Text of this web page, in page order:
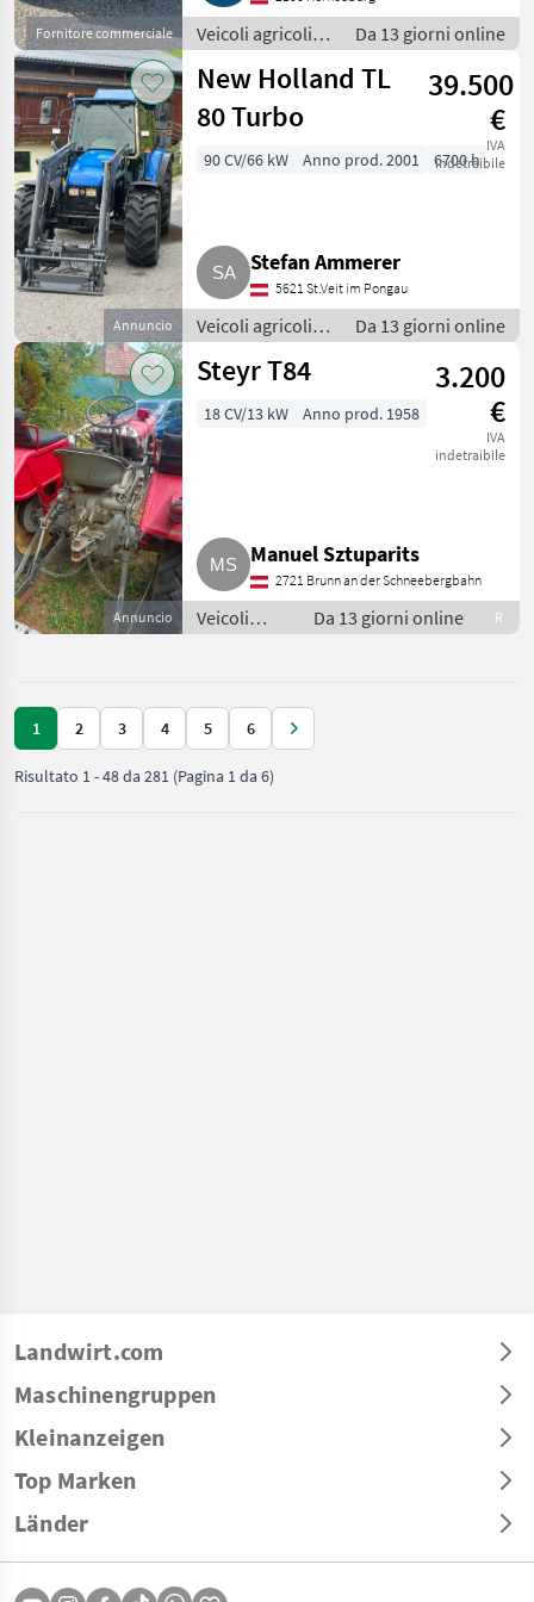
Fornitore commerciale
Veicoli agricoli a
motore / Carri a
motore
Da 13 giorni online
Annuncio
New Holland TL
80 Turbo
39.500
€
IVA
indetraibile
90 CV/66 kW Anno prod. 2001 6700 h
Stefan Ammerer
5621 St.Veit im Pongau
Veicoli agricoli a
motore / Carri a
motore
Da 13 giorni online
Annuncio
Steyr T84
3.200
€
IVA
indetraibile
18 CV/13 kW Anno prod. 1958
Manuel Sztuparits
2721 Brunn an der Schneebergbahn
Veicoli
agricoli a
motore
Da 13 giorni online R
1 2 3 4 5 6
Risultato 1-48da 281 (Pagina 1 da 6)
Landwirt.com
Maschinengruppen
Kleinanzeigen
Top Marken
Länder